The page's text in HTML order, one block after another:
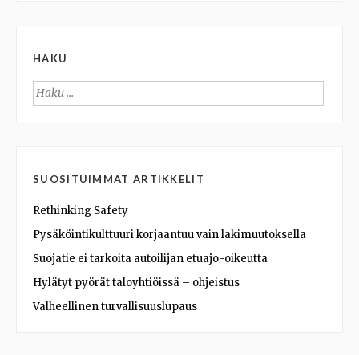
HAKU
Haku:
SUOSITUIMMAT ARTIKKELIT
Rethinking Safety
Pysäköintikulttuuri korjaantuu vain lakimuutoksella
Suojatie ei tarkoita autoilijan etuajo-oikeutta
Hylätyt pyörät taloyhtiöissä – ohjeistus
Valheellinen turvallisuuslupaus